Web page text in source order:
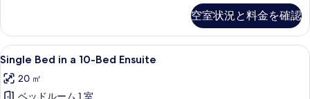
guests)
の
す
べ
10-
Bed
Ensuite
Dorm
(1
bed,
空室状況と料金を確認
Single
Bed
in
防音設備、WiFi (無料)、客室ごとに
7
Single Bed in a 10-Bed Ensuite
20 ㎡
ベッドルーム 1 室